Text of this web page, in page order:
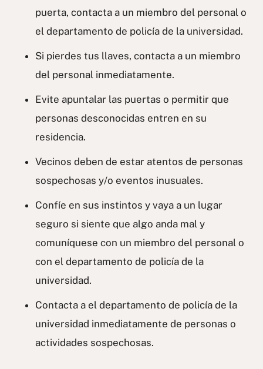
puerta, contacta a un miembro del personal o
el departamento de policía de la universidad.
Si pierdes tus llaves, contacta a un miembro
del personal inmediatamente.
Evite apuntalar las puertas o permitir que
personas desconocidas entren en su
residencia.
Vecinos deben de estar atentos de personas
sospechosas y/o eventos inusuales.
Confíe en sus instintos y vaya a un lugar
seguro si siente que algo anda mal y
comuníquese con un miembro del personal o
con el departamento de policía de la
universidad.
Contacta a el departamento de policía de la
universidad inmediatamente de personas o
actividades sospechosas.